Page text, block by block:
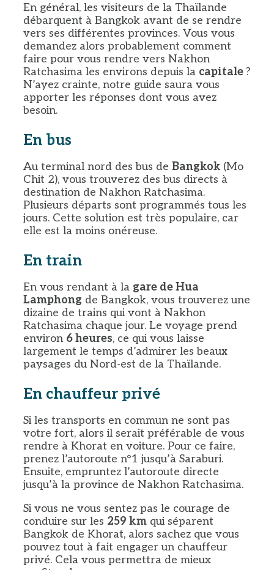
En général, les visiteurs de la Thaïlande
débarquent à Bangkok avant de se rendre
vers ses différentes provinces. Vous vous
demandez alors probablement comment
faire pour vous rendre vers Nakhon
Ratchasima les environs depuis la capitale?
N’ayez crainte, notre guide saura vous
apporter les réponses dont vous avez
besoin.
En bus
Au terminal nord des bus de Bangkok (Mo
Chit 2), vous trouverez des bus directs à
destination de Nakhon Ratchasima.
Plusieurs départs sont programmés tous les
jours. Cette solution est très populaire, car
elle est la moins onéreuse.
En train
En vous rendant à la gare de Hua
Lamphong de Bangkok, vous trouverez une
dizaine de trains qui vont à Nakhon
Ratchasima chaque jour. Le voyage prend
environ 6 heures, ce qui vous laisse
largement le temps d’admirer les beaux
paysages du Nord-est de la Thaïlande.
En chauffeur privé
Si les transports en commun ne sont pas
votre fort, alors il serait préférable de vous
rendre à Khorat en voiture. Pour ce faire,
prenez l’autoroute n°1 jusqu’à Saraburi.
Ensuite, empruntez l’autoroute directe
jusqu’à la province de Nakhon Ratchasima.
Si vous ne vous sentez pas le courage de
conduire sur les 259 km qui séparent
Bangkok de Khorat, alors sachez que vous
pouvez tout à fait engager un chauffeur
privé. Cela vous permettra de mieux